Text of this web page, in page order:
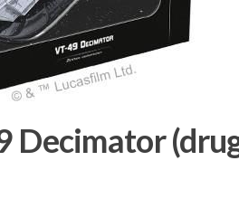
Decimator